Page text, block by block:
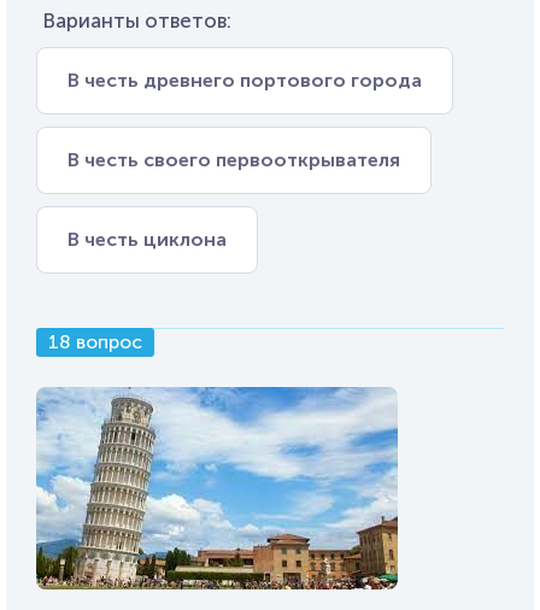
Варианты ответов:
В честь древнего портового города
В честь своего первооткрывателя
В честь циклона
18 вопрос